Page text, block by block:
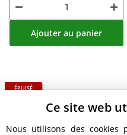
Ajouter au panier
ÉPUISÉ
Ce site web
Nous utilisons des cookies